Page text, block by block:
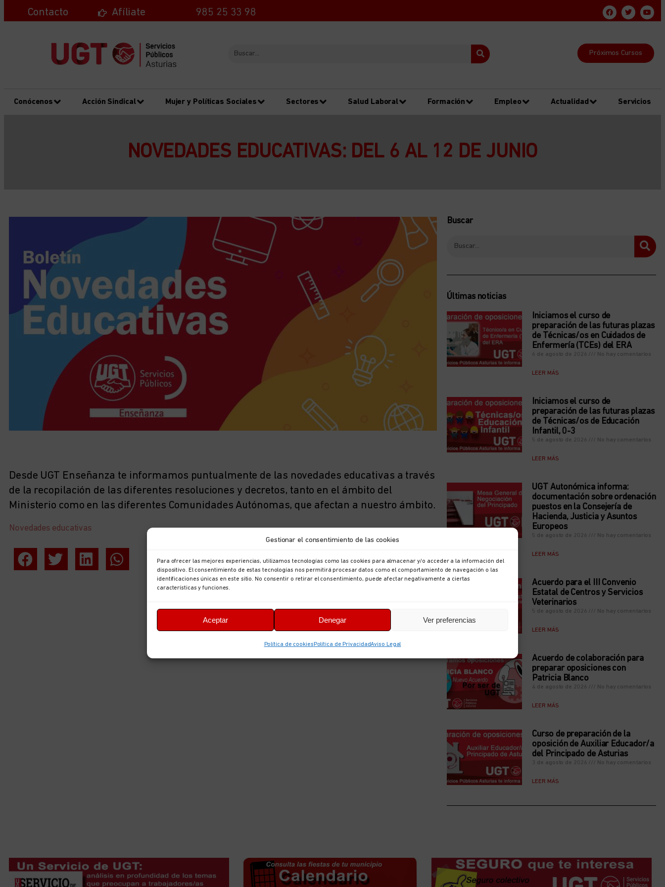
Gestionar el consentimiento de las cookies
Para ofrecer las mejores experiencias, utilizamos tecnologías como las cookies para almacenar y/o acceder a la información del
dispositivo. El consentimiento de estas tecnologías nos permitirá procesar datos como el comportamiento de navegación o las
identificaciones únicas en este sitio. No consentir o retirar el consentimiento, puede afectar negativamente a ciertas
características y funciones.
Aceptar Denegar Ver preferencias
Política de cookies Política de PrivacidadAviso Legal
Contacto Afíliate 985 25 33 98
Próximos Cursos
Conócenos Acción Sindical Mujer y Políticas Sociales Sectores Salud Laboral Formación Empleo Actualidad Servicios
NOVEDADES EDUCATIVAS: DEL 6 AL 12 DE JUNIO
Desde UGT Enseñanza te informamos puntualmente de las novedades educativas a través
de la recopilación de las diferentes resoluciones y decretos, tanto en el ámbito del
Ministerio como en las diferentes Comunidades Autónomas, que afectan a nuestro ámbito.
Novedades educativas
Buscar
Últimas noticias
Iniciamos el curso de
preparación de las futuras plazas
de Técnicas/os en Cuidados de
Enfermería (TCEs) del ERA
6 de agosto de 2026 No hay comentarios
LEER MÁS
Iniciamos el curso de
preparación de las futuras plazas
de Técnicas/os de Educación
Infantil, 0-3
5 de agosto de 2026 No hay comentarios
LEER MÁS
UGT Autonómica informa:
documentación sobre ordenación
puestos en la Consejería de
Hacienda, Justicia y Asuntos
Europeos
5 de agosto de 2026 No hay comentarios
LEER MÁS
Acuerdo para el III Convenio
Estatal de Centros y Servicios
Veterinarios
5 de agosto de 2026 No hay comentarios
LEER MÁS
Acuerdo de colaboración para
preparar oposiciones con
Patricia Blanco
4 de agosto de 2026 No hay comentarios
LEER MÁS
Curso de preparación de la
oposición de Auxiliar Educador/a
del Principado de Asturias
3 de agosto de 2026 No hay comentarios
LEER MÁS